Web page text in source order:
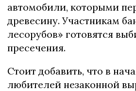
автомобили, которыми
древесину. Участникам
лесорубов» готовятся
пресечения.
Стоит добавить, что в
любителей незаконной